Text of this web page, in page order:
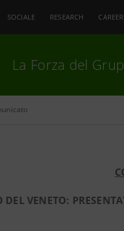
SOCIALE RESEARCH
La Forza del
DEL VENETO: